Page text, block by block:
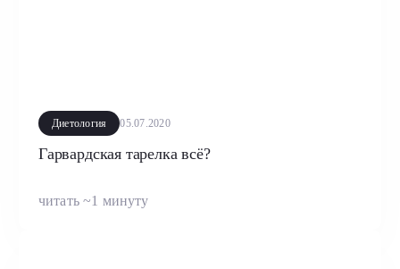
Диетология 05.07.2020
Гарвардская тарелка всё?
читать ~1 минуту